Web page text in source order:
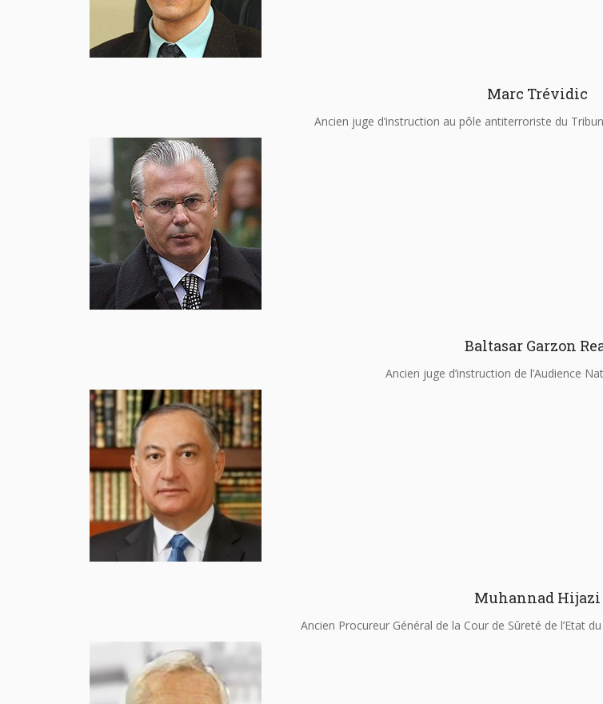
Marc Trévidic
Ancien juge d’instruction au pôle antiterroriste du
Baltasar Garzon
Ancien juge d’instruction de l’Audience
Muhannad Hijazi
Ancien Procureur Général de la Cour de Sûreté de l’Etat